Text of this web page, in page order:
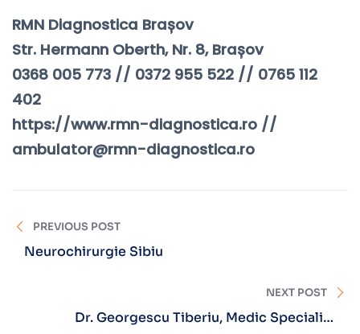
RMN Diagnostica Brașov⠀
Str. Hermann Oberth, Nr. 8, Brașov
0368 005 773 // 0372 955 522 // 0765 112
402
https://www.rmn-diagnostica.ro //
ambulator@rmn-diagnostica.ro
PREVIOUS POST
Neurochirurgie Sibiu
NEXT POST
Dr. Georgescu Tiberiu, Medic Specialist